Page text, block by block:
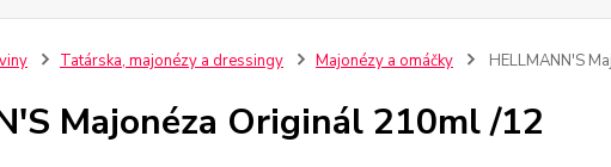
Tatárska, majonézy a dressingy Majonézy a omáčky HELLMANN'S
Majonéza Originál 210ml /12